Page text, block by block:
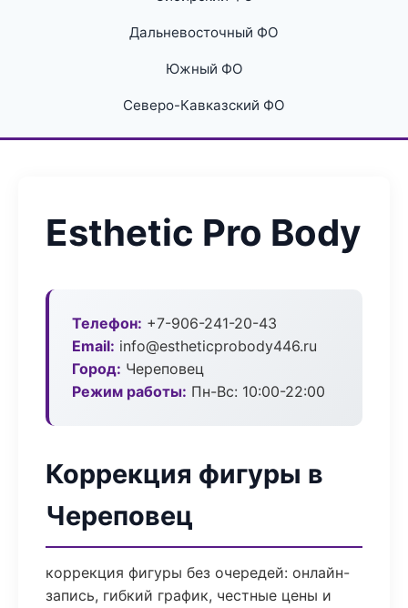
Дальневосточный ФО
Южный ФО
Северо-Кавказский ФО
Esthetic Pro Body
Телефон: +7-906-241-20-43
Email: info@estheticprobody446.ru
Город: Череповец
Режим работы: Пн-Вс: 10:00-22:00
Коррекция фигуры в
Череповец
коррекция фигуры без очередей: онлайн-
запись, гибкий график, честные цены и